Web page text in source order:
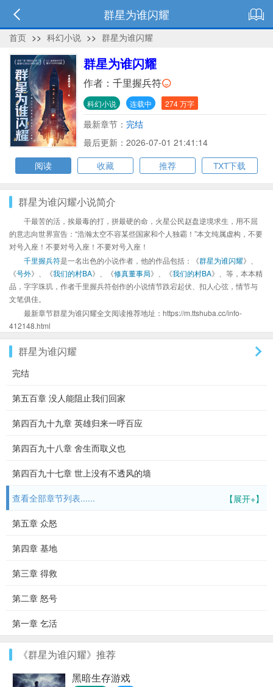
群星为谁闪耀
首页 >> 科幻小说 >> 群星为谁闪耀
群星为谁闪耀
作者： 千里握兵符
科幻小说 连载中 274 万字
最新章节： 完结
最后更新：2026-07-01 21:41:14
阅读
收藏 推荐 TXT下载
群星为谁闪耀小说简介
干最苦的活，挨最毒的打，拼最硬的命，火星公民赵盘逆境求生，用不屈
的意志向世界宣告：“浩瀚太空不容某些国家和个人独霸！”本文纯属虚构，不要
对号入座！不要对号入座！不要对号入座！
千里握兵符是一名出色的小说作者，他的作品包括：《群星为谁闪耀》、
《号外》、《我们的村BA》、《修真董事局》、《我们的村BA》、等，本本精
品，字字珠玑，作者千里握兵符创作的小说情节跌宕起伏、扣人心弦，情节与
文笔俱佳。
最新章节群星为谁闪耀全文阅读推荐地址：https://m.ttshuba.cc/info-
412148.html
群星为谁闪耀
完结
第五百章 没人能阻止我们回家
第四百九十九章 英雄归来一呼百应
第四百九十八章 舍生而取义也
第四百九十七章 世上没有不透风的墙
【展开+】
查看全部章节列表......
第五章 众怒
第四章 基地
第三章 得救
第二章 怒号
第一章 乞活
《群星为谁闪耀》推荐
黑暗生存游戏